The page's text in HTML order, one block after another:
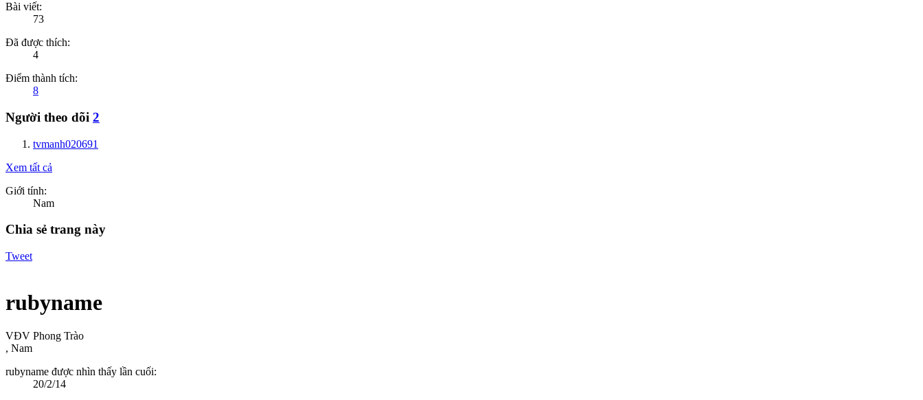
Bài viết:
73
Đã được thích:
4
Điểm thành tích:
8
Người theo dõi 2
tvmanh020691
Xem tất cả
Giới tính:
Nam
Chia sẻ trang này
Tweet
rubyname
VĐV Phong Trào
, Nam
rubyname được nhìn thấy lần cuối:
20/2/14